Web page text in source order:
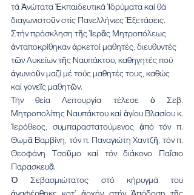
τά Ἀνώτατα Ἐκπαιδευτικά Ἱδρύματα καί θά
διαγωνιστοῦν στίς Πανελλήνιες Ἐξετάσεις.
Στήν πρόσκληση τῆς Ἱερᾶς Μητροπόλεως
ἀνταποκρίθηκαν ἀρκετοί μαθητές, διευθυντές
τῶν Λυκείων τῆς Ναυπάκτου, καθηγητές πού
ἀγωνιοῦν μαζί μέ τούς μαθητές τους, καθώς
καί γονεῖς μαθητῶν.
Τήν θεία Λειτουργία τέλεσε ὁ Σεβ.
Μητροπολίτης Ναυπάκτου καί ἁγίου Βλασίου κ.
Ἱερόθεος, συμπαραστατούμενος ἀπό τόν π.
Θωμᾶ Βαμβίνη, τόν π. Παναγιώτη Χαντζῆ, τόν π.
Θεοφάνη Τσοῦμο καί τόν διάκονο Παΐσιο
Παρασκευᾶ.
Ὁ Σεβασμιώτατος στό κήρυγμά του